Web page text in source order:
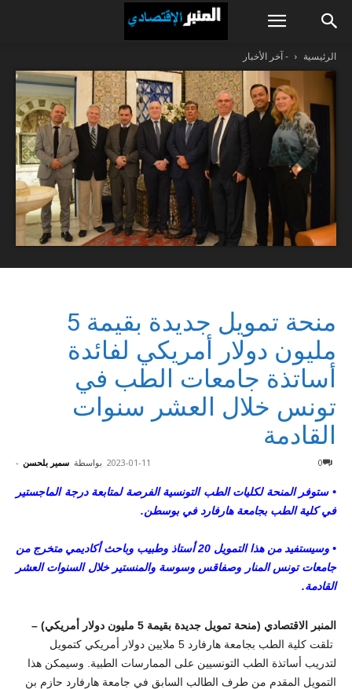
الرئيسية - آخر الأخبار
منحة تمويل جديدة بقيمة 5
مليون دولار أمريكي لفائدة
أساتذة جامعات الطب في
تونس خلال العشر سنوات
القادمة
بواسطة سمير بلحسن - 2023-01-11 0
• ستوفر المنحة لكليات الطب التونسية الفرصة لمتابعة درجة الماجستير
في كلية الطب بجامعة هارفارد في بوسطن.
• وسيستفيد من هذا التمويل 20 أستاذ وطبيب وباحث أكاديمي متخرج من
جامعات تونس المنار وصفاقس وسوسة والمنستير خلال السنوات العشر
القادمة.
المنبر الاقتصادي (منحة تمويل جديدة بقيمة 5 مليون دولار أمريكي) –
تلقت كلية الطب بجامعة هارفارد 5 ملايين دولار أمريكي كتمويل
لتدريب أساتذة الطب التونسيين على الممارسات الطبية. وسيمكن هذا
التمويل المقدم من طرف الطالب السابق في جامعة هارفارد حازم بن